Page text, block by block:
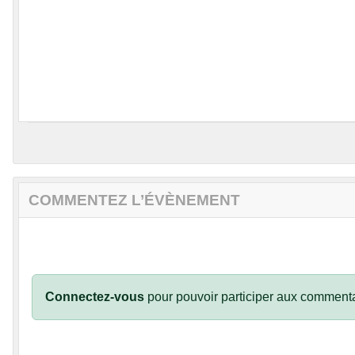
COMMENTEZ L’ÉVÈNEMENT
Connectez-vous pour pouvoir participer aux